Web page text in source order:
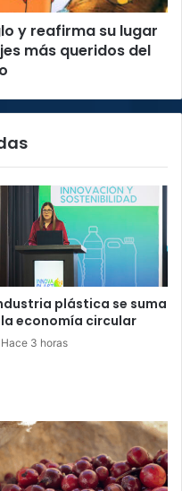
y reafirma su lugar
más queridos del
plástica se suma
economía circular
Hace 3 horas